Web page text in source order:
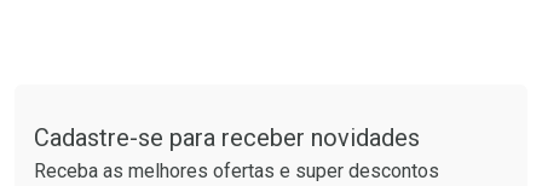
Cadastre-se para receber novidades
Receba as melhores ofertas e super descontos